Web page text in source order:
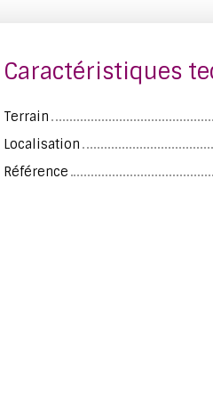
Caractéristiques
Terrain
Localisation
Référence